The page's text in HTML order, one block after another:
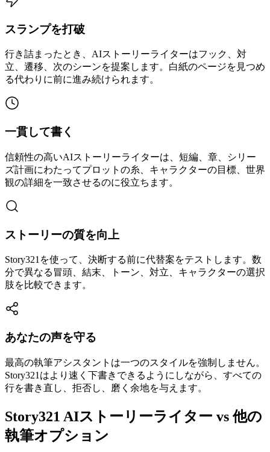
スランプを打破
行き詰まったとき、AIストーリーライターはフック、対
立、遷移、次のシーンを提案します。白紙のページを見つめ
る代わりに前に進み続けられます。
一貫して書く
信頼性の高いAIストーリーライターは、短編、章、シリー
ズ計画にわたってプロットの糸、キャラクターの目標、世界
観の詳細を一致させるのに役立ちます。
ストーリーの質を向上
Story321を使って、決断する前に代替案をテストします。数
分で異なる冒頭、結末、トーン、対立、キャラクターの選択
肢を比較できます。
あなたの声を守る
最高の執筆アシスタントは一つのスタイルを強制しません。
Story321はより速く下書きできるようにしながら、すべての
行を書き直し、拒否し、磨く余地を与えます。
Story321 AIストーリーライター vs 他の
執筆オプション